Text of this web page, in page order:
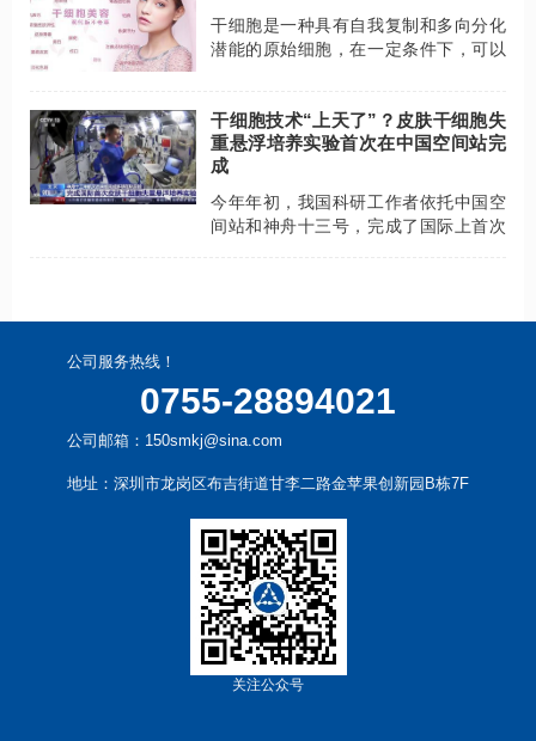
干细胞是一种具有自我复制和多向分化
潜能的原始细胞，在一定条件下，可以
干细胞技术“上天了”？皮肤干细胞失
重悬浮培养实验首次在中国空间站完
成
今年年初，我国科研工作者依托中国空
间站和神舟十三号，完成了国际上首次
公司服务热线！
0755-28894021
公司邮箱：150smkj@sina.com
地址：深圳市龙岗区布吉街道甘李二路金苹果创新园B栋7F
关注公众号